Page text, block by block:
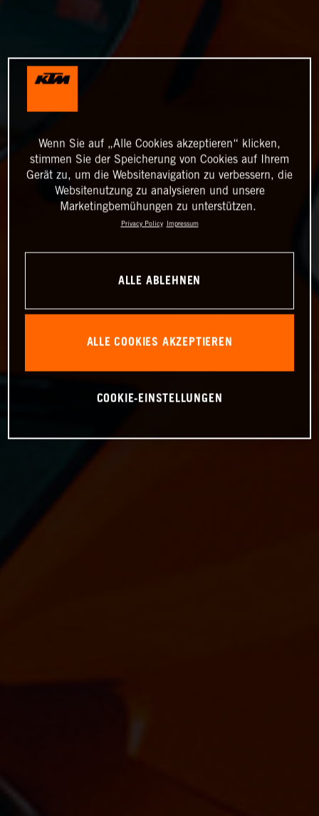
Wenn Sie auf „Alle Cookies akzeptieren“ klicken,
stimmen Sie der Speicherung von Cookies auf Ihrem
Gerät zu, um die Websitenavigation zu verbessern, die
Websitenutzung zu analysieren und unsere
Marketingbemühungen zu unterstützen.
Privacy Policy Impressum
ALLE ABLEHNEN
ALLE COOKIES AKZEPTIEREN
COOKIE-EINSTELLUNGEN